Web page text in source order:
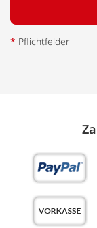
* Pflichtfelder